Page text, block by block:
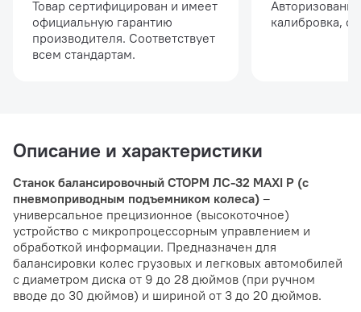
Товар сертифицирован и имеет
официальную гарантию
производителя. Соответствует
всем стандартам.
калибровка,
Описание и характеристики
Станок балансировочный СТОРМ ЛС-32 MAXI P (с
пневмоприводным подъемником колеса) –
универсальное прецизионное (высокоточное)
устройство с микропроцессорным управлением и
обработкой информации. Предназначен для
балансировки колес грузовых и легковых автомобилей
с диаметром диска от 9 до 28 дюймов (при ручном
вводе до 30 дюймов) и шириной от 3 до 20 дюймов.